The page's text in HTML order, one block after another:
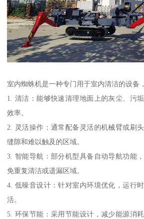
室内蜘蛛机是一种专门用于室内清洁的设备
1. 清洁：能够快速清理地面上的灰尘、污
效率。
2. 灵活操作：通常配备灵活的机械臂或刷
缝隙和难以触及的区域。
3. 智能导航：部分机型具备自动导航功能
免重复清洁或遗漏区域。
4. 低噪音设计：针对室内环境优化，运行
活。
5. 环保节能：采用节能设计，减少能源消